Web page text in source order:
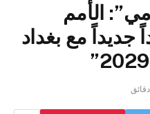
الأمم
جديداً مع بغداد